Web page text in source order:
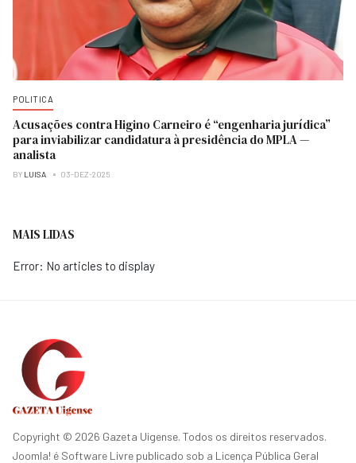
POLITICA
Acusações contra Higino Carneiro é “engenharia jurídica”
para inviabilizar candidatura à presidência do MPLA —
analista
BY LUISA 03-DEZ-2025
MAIS LIDAS
Error: No articles to display
Copyright © 2026 Gazeta Uigense. Todos os direitos reservados.
Joomla! é Software Livre publicado sob a Licença Pública Geral